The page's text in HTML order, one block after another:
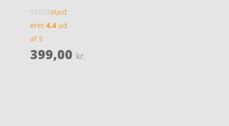
Vurd
eret 4.4ud
af 5
399,00 kr.